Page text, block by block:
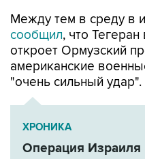
Между тем в среду в
сообщил, что
откроет Ормузский
американские
"очень сильный удар".
ХРОНИКА
Операция